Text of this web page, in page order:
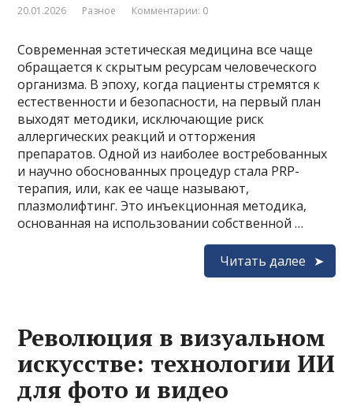
20.01.2026 Разное Комментарии: 0
Современная эстетическая медицина все чаще
обращается к скрытым ресурсам человеческого
организма. В эпоху, когда пациенты стремятся к
естественности и безопасности, на первый план
выходят методики, исключающие риск
аллергических реакций и отторжения
препаратов. Одной из наиболее востребованных
и научно обоснованных процедур стала PRP-
терапия, или, как ее чаще называют,
плазмолифтинг. Это инъекционная методика,
основанная на использовании собственной …
Читать далее
Революция в визуальном
искусстве: технологии ИИ
для фото и видео